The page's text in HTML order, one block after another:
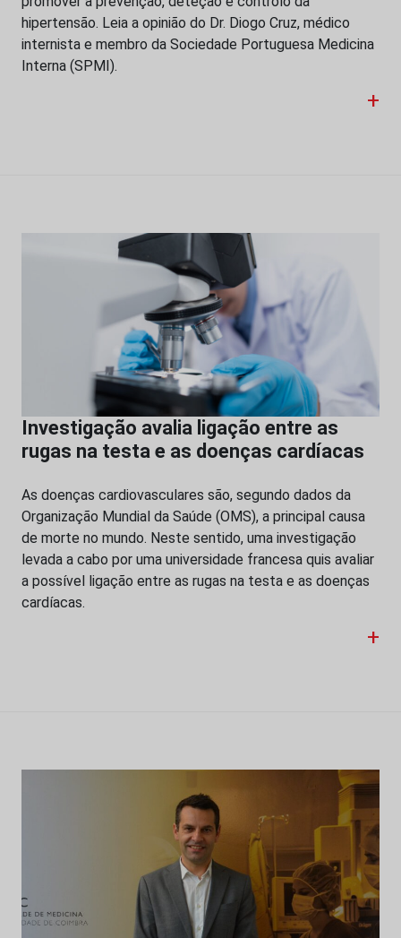
hipertensão. Leia a opinião do Dr. Diogo Cruz, médico
internista e membro da Sociedade Portuguesa Medicina
Interna (SPMI).
+
Investigação avalia ligação entre as
rugas na testa e as doenças cardíacas
As doenças cardiovasculares são, segundo dados da
Organização Mundial da Saúde (OMS), a principal causa
de morte no mundo. Neste sentido, uma investigação
levada a cabo por uma universidade francesa quis avaliar
a possível ligação entre as rugas na testa e as doenças
cardíacas.
+